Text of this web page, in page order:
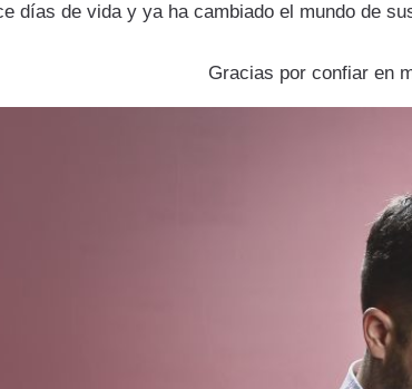
días de vida y ya ha cambiado el mundo de
Gracias por confiar en